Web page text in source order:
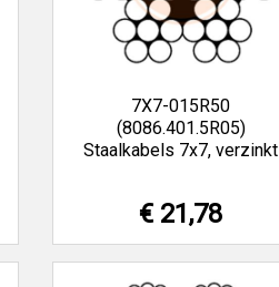
7X7-015R50
(8086.401.5R05)
Staalkabels 7x7, verzinkt
€ 21,78